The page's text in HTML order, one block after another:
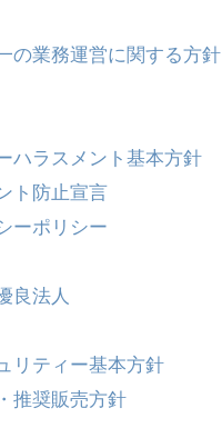
の業務運営に関する方針
ハラスメント基本方針
ト防止宣言
ーポリシー
良法人
リティー基本方針
推奨販売方針